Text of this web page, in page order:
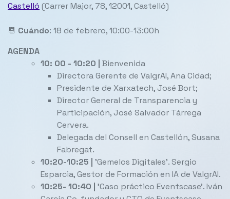
Castelló (Carrer Major, 78, 12001, Castelló)
📆 Cuándo: 18 de febrero, 10:00-13:00h
AGENDA
10: 00 - 10:20 |
Bienvenida
Directora Gerente de ValgrAI, Ana Cidad;
Presidente de Xarxatech, José Bort;
Director General de Transparencia y
Participación, José Salvador Tárrega
Cervera.
Delegada del Consell en Castellón, Susana
Fabregat.
10:20-10:25 |
'Gemelos Digitales'. Sergio
Esparcia, Gestor de Formación en IA de ValgrAI.
10:25- 10:40 |
'Caso práctico Eventscase'. Iván